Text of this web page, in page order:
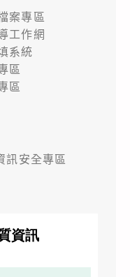
案專區
工作網
系統
區
區
訊安全專區